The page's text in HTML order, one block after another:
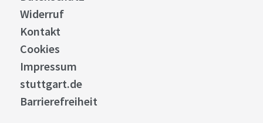
Widerruf
Kontakt
Cookies
Impressum
stuttgart.de
Barrierefreiheit